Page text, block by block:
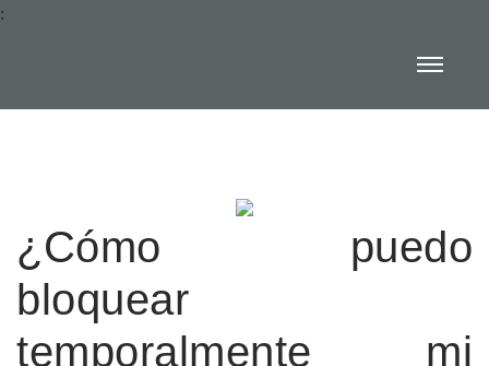
:
¿Cómo puedo
bloquear
temporalmente mi